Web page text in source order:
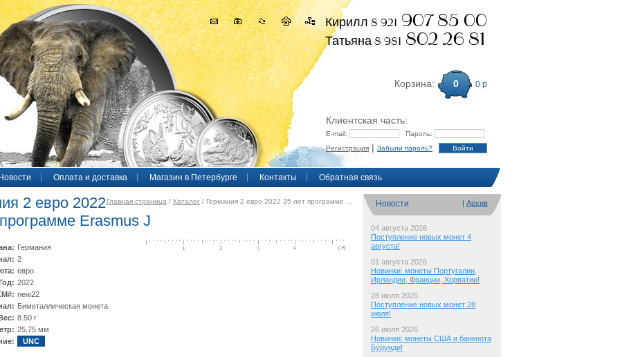
Кирилл 8 921 907 85 00
Татьяна 8 981 802 26 81
Корзина: 0 0 р
Клиентская часть:
E-mail:
Пароль:
Регистрация | Забыли пароль?
Новости Оплата и доставка Магазин в Петербурге Контакты Обратная связь
Новости | Архив
04 августа 2026
Поступление новых монет 4
августа!
01 августа 2026
Новинки: монеты Португалии,
Ирландии, Франции, Хорватии!
28 июля 2026
Поступление новых монет 28
июля!
26 июля 2026
Новинки: монеты США и банкнота
Бурунди!
Главная страница / Каталог / Германия 2 евро 2022 35 лет программе ...
2 евро 2022
Erasmus J
Германия
2
евро
2022
new22
Биметаллическая монета
8.50 г
25.75 мм
UNC